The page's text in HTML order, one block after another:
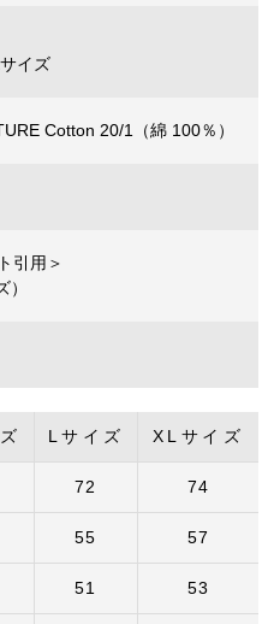
イズ
Cotton 20/1（綿 100％）
引用＞
Lサイズ XLサイズ
72 74
55 57
51 53